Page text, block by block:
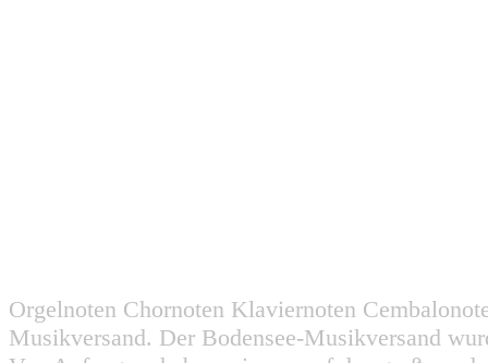
Orgelnoten Chornoten Klaviernoten
Musikversand. Der Bodensee-Musikversand